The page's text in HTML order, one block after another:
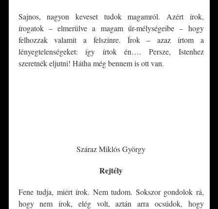
Sajnos, nagyon keveset tudok magamról. Azért írok,
írogatok – elmerülve a magam űr-mélységeibe – hogy
felhozzak valamit a felszínre. Írok – azaz írtom a
lényegtelenségeket: így írtok én…. Persze, Istenhez
szeretnék eljutni! Hátha még bennem is ott van.
Száraz Miklós György
Rejtély
Fene tudja, miért írok. Nem tudom. Sokszor gondolok rá,
hogy nem írok, elég volt, aztán arra ocsúdok, hogy